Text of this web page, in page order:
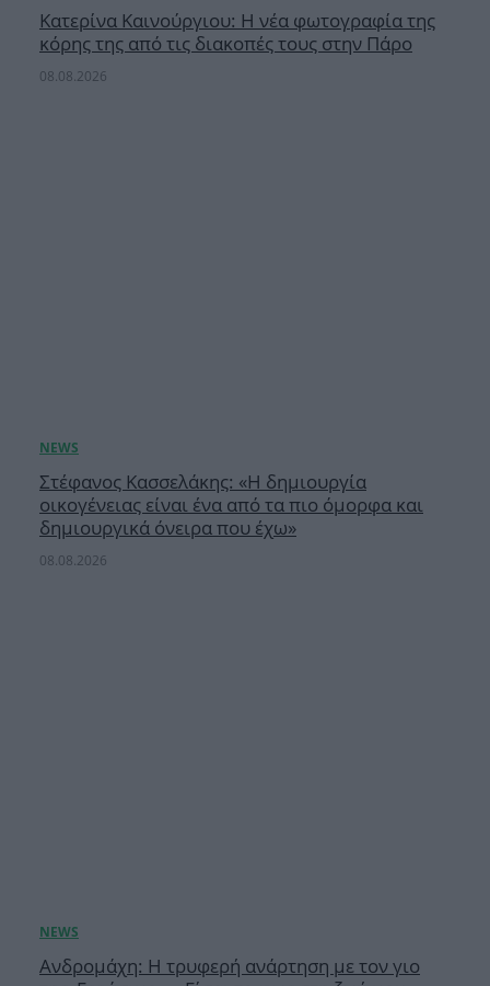
Κατερίνα Καινούργιου: Η νέα φωτογραφία της
κόρης της από τις διακοπές τους στην Πάρο
08.08.2026
Στέφανος Κασσελάκης: «Η δημιουργία
οικογένειας είναι ένα από τα πιο όμορφα και
δημιουργικά όνειρα που έχω»
08.08.2026
Ανδρομάχη: Η τρυφερή ανάρτηση με τον γιο